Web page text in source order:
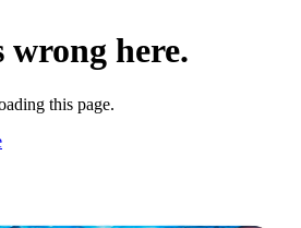
wrong here.
this page.